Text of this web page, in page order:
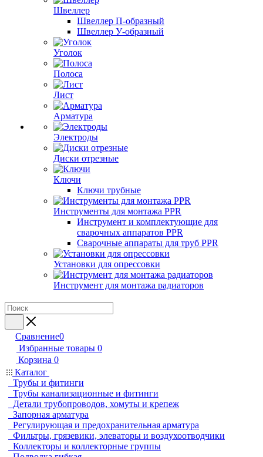
Швеллер
Швеллер П-образный
Швеллер У-образный
Уголок
Полоса
Лист
Арматура
Электроды
Диски отрезные
Ключи
Ключи трубные
Инструменты для монтажа PPR
Инструмент и комплектующие для
сварочных аппаратов PPR
Сварочные аппараты для труб PPR
Установки для опрессовки
Инструмент для монтажа радиаторов
Сравнение0
Избранные товары 0
Корзина 0
Каталог
Трубы и фитинги
Трубы канализационные и фитинги
Детали трубопроводов, хомуты и крепеж
Запорная арматура
Регулирующая и предохранительная арматура
Фильтры, грязевики, элеваторы и воздухоотводчики
Коллекторы и коллекторные группы